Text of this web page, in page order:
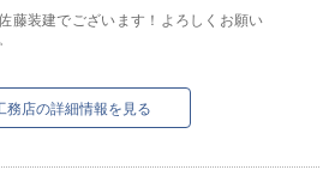
藤装建でございます！よろしくお願い
務店の詳細情報を見る